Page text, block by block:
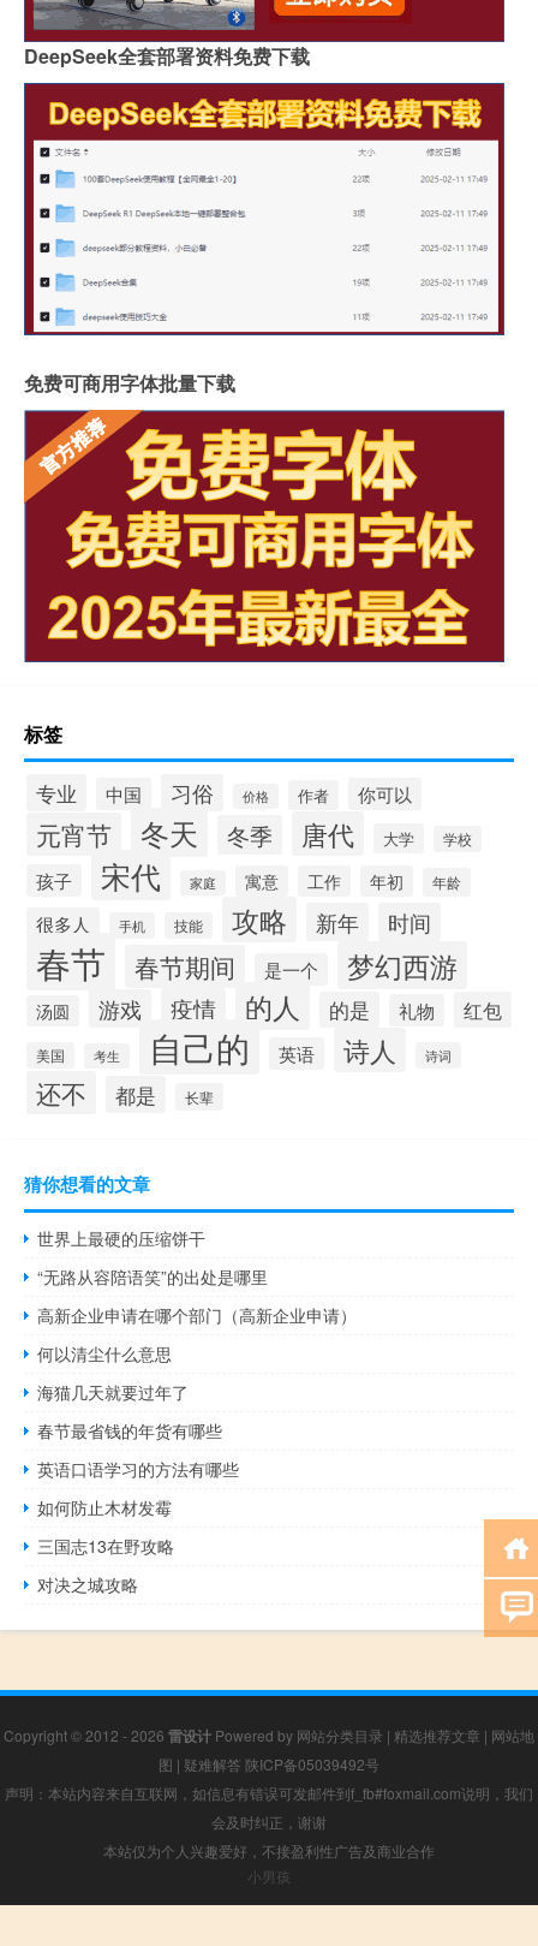
DeepSeek全套部署资料免费下载
免费可商用字体批量下载
标签
专业 中国 习俗 价格 作者 你可以
元宵节 冬天 冬季 唐代 大学 学校
孩子 宋代 家庭 寓意 工作 年初 年龄
很多人 手机 技能 攻略 新年 时间
春节 春节期间 是一个 梦幻西游
汤圆 游戏 疫情 的人 的是 礼物 红包
美国 考生 自己的 英语 诗人 诗词
还不 都是 长辈
猜你想看的文章
世界上最硬的压缩饼干
“无路从容陪语笑”的出处是哪里
高新企业申请在哪个部门（高新企业申请）
何以清尘什么意思
海猫几天就要过年了
春节最省钱的年货有哪些
英语口语学习的方法有哪些
如何防止木材发霉
三国志13在野攻略
对决之城攻略
Copyright © 2012 - 2026 雷设计 Powered by 网站分类目录 | 精选推荐文章 | 网站地
图 | 疑难解答 陕ICP备05039492号
声明：本站内容来自互联网，如信息有错误可发邮件到f_fb#foxmail.com说明，我们
会及时纠正，谢谢
本站仅为个人兴趣爱好，不接盈利性广告及商业合作
小男孩